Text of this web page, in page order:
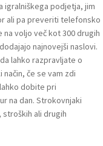
igralniškega podjetja, jim
ali pa preveriti telefonsko
na voljo več kot 300 drugih
najnovejši naslovi.
lahko razpravljate o
če se vam zdi
dobite pri
na dan. Strokovnjaki
ali drugih